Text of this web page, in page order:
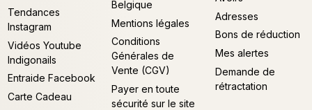
Tendances
Instagram
Vidéos Youtube
Indigonails
Entraide Facebook
Carte Cadeau
Belgique
Mentions légales
Conditions
Générales de
Vente (CGV)
Payer en toute
sécurité sur le site
Adresses
Bons de réduction
Mes alertes
Demande de
rétractation